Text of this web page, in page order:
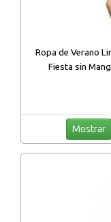
Ropa de Verano
Fiesta sin
Mostrar